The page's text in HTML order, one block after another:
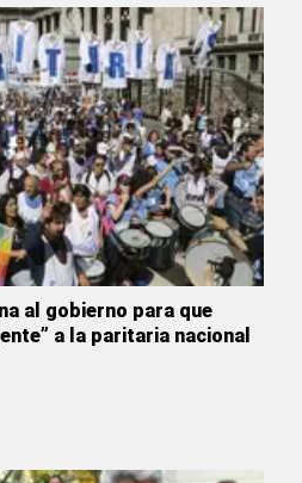
al gobierno para que
a la paritaria nacional